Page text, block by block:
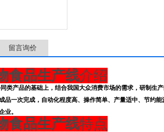
留言询价
食品生产线介绍
类产品的基础上，结合我国大众消费市场的需求，研制生
品一次完成，自动化程度高、操作简单、产量适中、节约
业。
食品生产线特点